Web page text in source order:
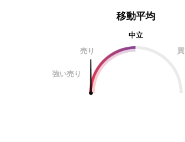
移動平均
中立
売り
強い売り